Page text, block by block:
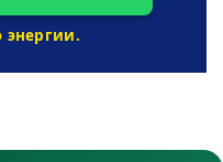
энергии.